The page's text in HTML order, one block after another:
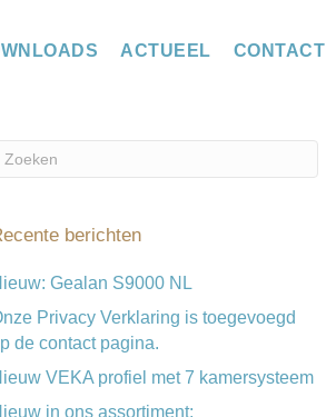
ACTUEEL CONTACT
berichten
Gealan S9000 NL
Privacy Verklaring is toegevoegd
de contact pagina.
VEKA profiel met 7 kamersysteem
in ons assortiment: